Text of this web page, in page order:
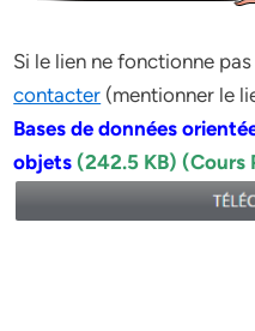
Si le lien ne fonctionne
contacter (mentionner le
Bases de données
objets(242.5 KB) (Cours